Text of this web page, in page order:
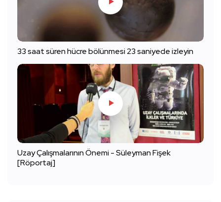
33 saat süren hücre bölünmesi 23 saniyede izleyin
Uzay Çalışmalarının Önemi - Süleyman Fişek
[Röportaj]